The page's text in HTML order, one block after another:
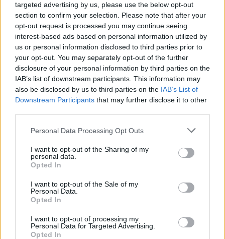
targeted advertising by us, please use the below opt-out
section to confirm your selection. Please note that after your
opt-out request is processed you may continue seeing
interest-based ads based on personal information utilized by
us or personal information disclosed to third parties prior to
your opt-out. You may separately opt-out of the further
disclosure of your personal information by third parties on the
IAB’s list of downstream participants. This information may
also be disclosed by us to third parties on the IAB’s List of
Downstream Participants that may further disclose it to other
Please note that this website/app uses one or more Google
not limited to your visit or usage behaviour. You may click to
grant or deny consent to Google and its third-party tags to
use your data for below specified purposes in below Google
consent section.
Personal Data Processing Opt Outs
I want to opt-out of the Sharing of my
personal data.
Opted In
I want to opt-out of the Sale of my
Personal Data.
Opted In
I want to opt-out of processing my
Personal Data for Targeted Advertising.
Opted In
2022-10-25 10:50
Na boiskach dębickiej klasy okręgowej dominuje spadkowicz z
Ropczyc. Zmiana na dole tabeli po 12. kolejce ligowej.&nbsp;
MKS Błękitni Ropczyce &ndash; Kamieniarz Golemki
Podopieczni trenera Rafała Rudnego pewnie i wysoko pokonali
Kamieniarza z Golemek. Błękitni wygrali 6-0 rozstrzygając ...
Czytaj więcej
Błękitni
minimalnie
Żyrakowie. Trudne
gospodarze zawodów
2022-10-21 14:21
dębickiej klasy okręgowej minimalnie pokonali LKS
Żyraków.&nbsp; LKS Żyraków &ndash; MKS Błękitni Ropczyce